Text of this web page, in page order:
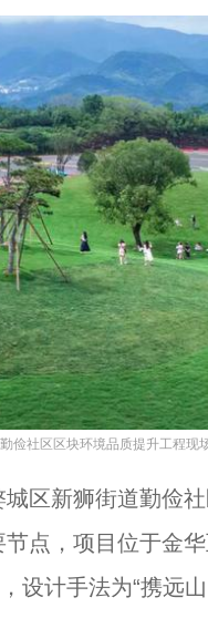
俭社区区块环境品质提升工程现
新狮街道勤俭社
点，项目位于金
设计手法为“携远